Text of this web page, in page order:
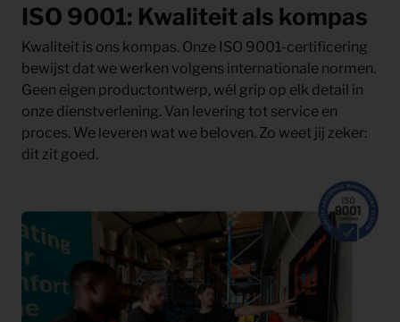
ISO 9001: Kwaliteit als kompas
Kwaliteit is ons kompas. Onze ISO 9001-certificering
bewijst dat we werken volgens internationale normen.
Geen eigen productontwerp, wél grip op elk detail in
onze dienstverlening. Van levering tot service en
proces. We leveren wat we beloven. Zo weet jij zeker:
dit zit goed.